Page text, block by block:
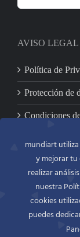
AVISO LEGAL
Política de
Protección de
Condiciones
CONTACTO
MUNDIART
Miniaturas en
C/. Bailén, 54
46100
España (Spain)
mundiart
y mejorar tu
realizar
nuestra
cookies
puedes